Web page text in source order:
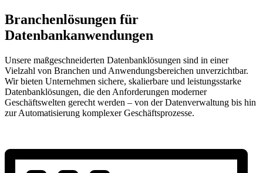
Branchenlösungen für
Datenbankanwendungen
Unsere maßgeschneiderten Datenbanklösungen sind in einer
Vielzahl von Branchen und Anwendungsbereichen unverzichtbar.
Wir bieten Unternehmen sichere, skalierbare und leistungsstarke
Datenbanklösungen, die den Anforderungen moderner
Geschäftswelten gerecht werden – von der Datenverwaltung bis hin
zur Automatisierung komplexer Geschäftsprozesse.